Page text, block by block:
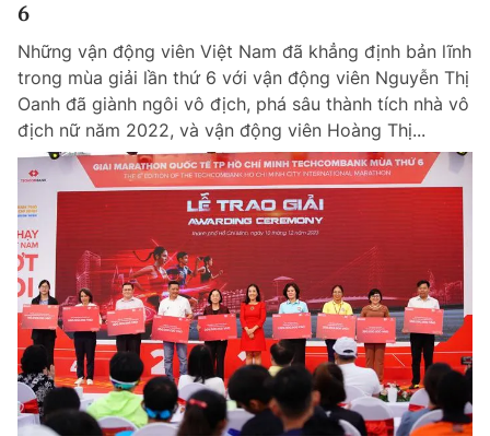
Đọc Thanh Niên trên điện thoại
Theo dõi báo trên
Hotline
0906 645 777
Liên hệ quảng cáo
0908 780 404
Đặt báo Quảng cáo RSS Tòa soạn Chính sách bảo
Tổng biên tập: Nguyễn Ngọc Toàn
6
Những vận động viên Việt Nam đã khẳng định bản lĩnh
trong mùa giải lần thứ 6 với vận động viên Nguyễn Thị
Oanh đã giành ngôi vô địch, phá sâu thành tích nhà vô
địch nữ năm 2022, và vận động viên Hoàng Thị...